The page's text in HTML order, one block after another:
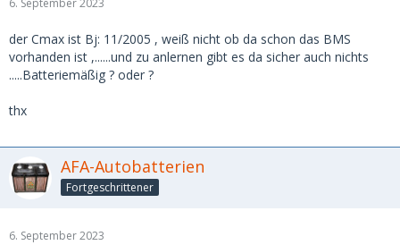
6. September 2023
der Cmax ist Bj: 11/2005 , weiß nicht ob da schon das BMS
vorhanden ist ,......und zu anlernen gibt es da sicher auch nichts
.....Batteriemäßig ? oder ?
thx
AFA-Autobatterien
Fortgeschrittener
6. September 2023